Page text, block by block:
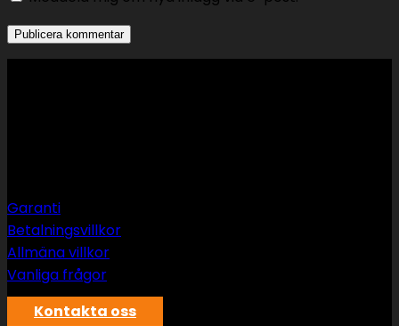
Garanti
Betalningsvillkor
Allmäna villkor
Vanliga frågor
Kontakta oss